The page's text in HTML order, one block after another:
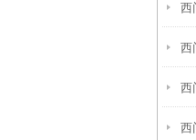
西
西
益
西
西